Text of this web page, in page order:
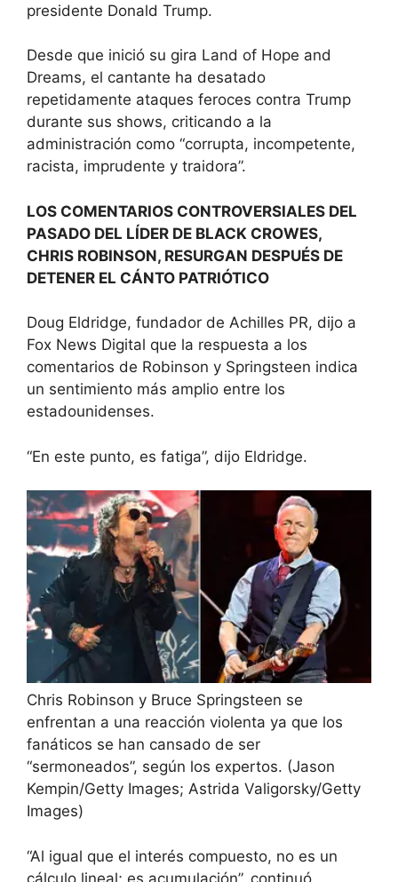
presidente Donald Trump.
Desde que inició su gira Land of Hope and
Dreams, el cantante ha desatado
repetidamente ataques feroces contra Trump
durante sus shows, criticando a la
administración como “corrupta, incompetente,
racista, imprudente y traidora”.
LOS COMENTARIOS CONTROVERSIALES DEL
PASADO DEL LÍDER DE BLACK CROWES,
CHRIS ROBINSON, RESURGAN DESPUÉS DE
DETENER EL CÁNTO PATRIÓTICO
Doug Eldridge, fundador de Achilles PR, dijo a
Fox News Digital que la respuesta a los
comentarios de Robinson y Springsteen indica
un sentimiento más amplio entre los
estadounidenses.
“En este punto, es fatiga”, dijo Eldridge.
Chris Robinson y Bruce Springsteen se
enfrentan a una reacción violenta ya que los
fanáticos se han cansado de ser
“sermoneados”, según los expertos. (Jason
Kempin/Getty Images; Astrida Valigorsky/Getty
Images)
“Al igual que el interés compuesto, no es un
cálculo lineal; es acumulación”, continuó.